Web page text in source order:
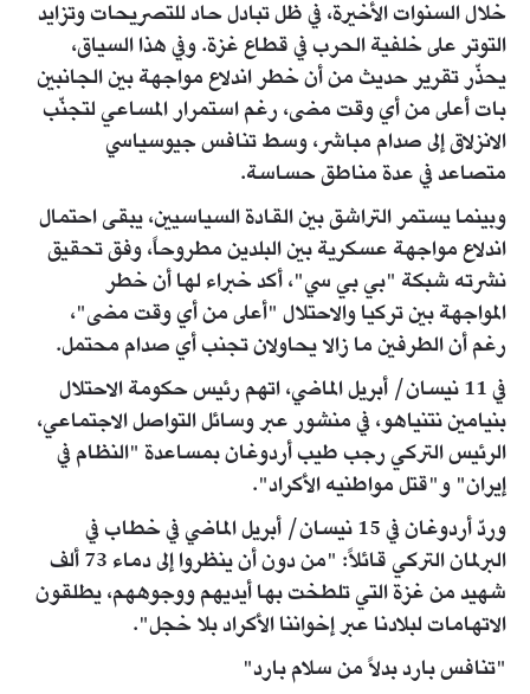
خلال السنوات الأخيرة، في ظل تبادل حاد للتصريحات وتزايد
التوتر على خلفية الحرب في قطاع غزة. وفي هذا السياق،
يحذّر تقرير حديث من أن خطر اندلاع مواجهة بين الجانبين
بات أعلى من أي وقت مضى، رغم استمرار المساعي لتجنّب
الانزلاق إلى صدام مباشر، وسط تنافس جيوسياسي
متصاعد في عدة مناطق حساسة.
وبينما يستمر التراشق بين القادة السياسيين، يبقى احتمال
اندلاع مواجهة عسكرية بين البلدين مطروحاً، وفق تحقيق
نشرته شبكة "بي بي سي"، أكد خبراء لها أن خطر
المواجهة بين تركيا والاحتلال "أعلى من أي وقت مضى"،
رغم أن الطرفين ما زالا يحاولان تجنب أي صدام محتمل.
في 11 نيسان/ أبريل الماضي، اتهم رئيس حكومة الاحتلال
بنيامين نتنياهو، في منشور عبر وسائل التواصل الاجتماعي،
الرئيس التركي رجب طيب أردوغان بمساعدة "النظام في
إيران" و"قتل مواطنيه الأكراد".
وردّ أردوغان في 15 نيسان/ أبريل الماضي في خطاب في
البرلمان التركي قائلاً: "من دون أن ينظروا إلى دماء 73 ألف
شهيد من غزة التي تلطخت بها أيديهم ووجوههم، يطلقون
الاتهامات لبلادنا عبر إخواننا الأكراد بلا خجل".
"تنافس بارد بدلاً من سلام بارد"